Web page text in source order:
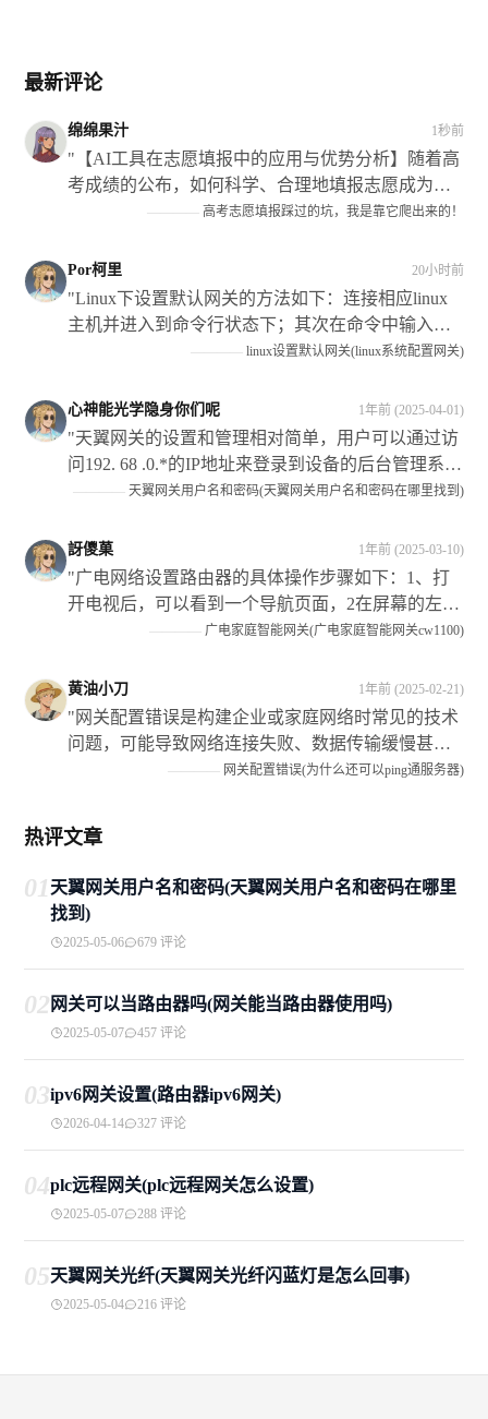
最新评论
绵绵果汁 1秒前
"【AI工具在志愿填报中的应用与优势分析】随着高
考成绩的公布，如何科学、合理地填报志愿成为考
生和家长关注的焦点，本文探讨了如何使用人工智
处和挑战等方面内容进行了阐述和讨论；同时结合
个人经历及专家建议给出了相应策略和建议以供参
考！"
————高考志愿填报踩过的坑，我是靠它爬出来的！
Por柯里 20小时前
"Linux下设置默认网关的方法如下：连接相应linux
主机并进入到命令行状态下；其次在命令中输入
routeadddefaultgw192.068.*.*,代表具体的IP地址，这
现访问该网络的功能"
————linux设置默认网关(linux系统配置网关)
心神能光学隐身你们呢 1年前 (2025-04-01)
"天翼网关的设置和管理相对简单，用户可以通过访
问192. 68 .0.*的IP地址来登录到设备的后台管理系
统，在系统中可以完成包括设置WIFI名称和密码、
**需要注意的是**：在进行任何更改之前请确保您
已经备份了所有重要的数据和信息以防止可能的损
失或损坏发生"
————天翼网关用户名和密码(天翼网关用户名和密码在哪里找到)
訝儍菓 1年前 (2025-03-10)
"广电网络设置路由器的具体操作步骤如下：1、打
开电视后，可以看到一个导航页面，2在屏幕的左下
方有”设“这个选项了移动光标选中它打3进入系统设
5如果需要输入宽带账号和密码请按照提示进行6如
果不需要账号密码直接连接以太网接口即可7路由器
会自动获取IP地址并开始工作"
————广电家庭智能网关(广电家庭智能网关cw1100)
黄油小刀 1年前 (2025-02-21)
"网关配置错误是构建企业或家庭网络时常见的技术
问题，可能导致网络连接失败、数据传输缓慢甚至
安全隐患，本文深入探讨了其成因和影响策略解决
导固件更新备份恢复等可以有效解决问题同时提高
技术能力制定规范流程和使用管理工具也是预防的
关键措施随着技术的发展我们期待更多智能化的工
具来帮助避免这类提升网络的稳定性和安全性"
————网关配置错误(为什么还可以ping通服务器)
热评文章
01天翼网关用户名和密码(天翼网关用户名和密码在哪里
找到)
2025-05-06 679 评论
02 网关可以当路由器吗(网关能当路由器使用吗)
2025-05-07 457 评论
03ipv6网关设置(路由器ipv6网关)
2026-04-14 327 评论
04plc远程网关(plc远程网关怎么设置)
2025-05-07 288 评论
05天翼网关光纤(天翼网关光纤闪蓝灯是怎么回事)
2025-05-04 216 评论